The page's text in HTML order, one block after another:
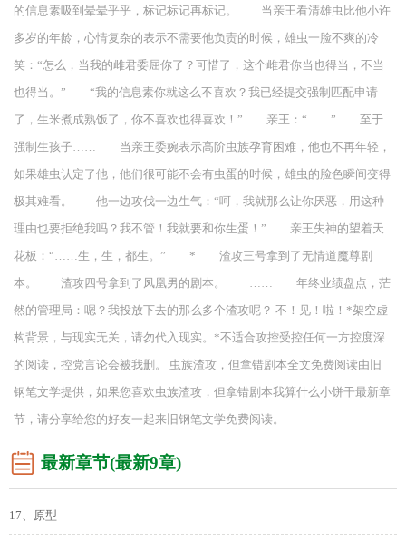
的信息素吸到晕晕乎乎，标记标记再标记。 当亲王看清雄虫比他小许
多岁的年龄，心情复杂的表示不需要他负责的时候，雄虫一脸不爽的冷
笑：“怎么，当我的雌君委屈你了？可惜了，这个雌君你当也得当，不当
也得当。” “我的信息素你就这么不喜欢？我已经提交强制匹配申请
了，生米煮成熟饭了，你不喜欢也得喜欢！” 亲王：“……” 至于
强制生孩子…… 当亲王委婉表示高阶虫族孕育困难，他也不再年轻，
如果雄虫认定了他，他们很可能不会有虫蛋的时候，雄虫的脸色瞬间变得
极其难看。 他一边攻伐一边生气：“呵，我就那么让你厌恶，用这种
理由也要拒绝我吗？我不管！我就要和你生蛋！” 亲王失神的望着天
花板：“……生，生，都生。” * 渣攻三号拿到了无情道魔尊剧
本。 渣攻四号拿到了凤凰男的剧本。 …… 年终业绩盘点，茫
然的管理局：嗯？我投放下去的那么多个渣攻呢？ 不！见！啦！*架空虚
构背景，与现实无关，请勿代入现实。*不适合攻控受控任何一方控度深
的阅读，控党言论会被我删。 虫族渣攻，但拿错剧本全文免费阅读由旧
钢笔文学提供，如果您喜欢虫族渣攻，但拿错剧本我算什么小饼干最新章
节，请分享给您的好友一起来旧钢笔文学免费阅读。
最新章节(最新9章)
17、原型